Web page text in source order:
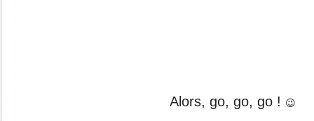
Alors, go, go, go ! 😉